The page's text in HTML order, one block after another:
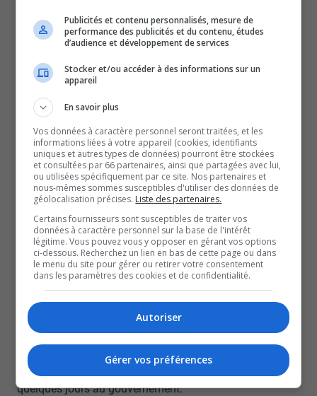
président de la Conférence des Doyennes et Doyens des
Facultés de médecine, le Dr Patrick Cossette.
Effectivement, 4 milieux de formations affiliés à trois
Mais l’idée, pour le recteur de l’UQAT, Vincent Rousson,
est de créer une école afin que les étudiants, présents ici,
s’y implantent en tant que médecins.
Selon les universités, les milieux de stage actuels
seraient saturés.
de la région, il faut nuancer l’information.
Pour le doyen des facultés de médecine, l’utilisation des
fonds publics n’est pas la plus judicieuse.
Il parle en effet de 300 millions de dollars.
Un chiffre à prendre avec des pincettes, pour le recteur
de l’UQAT.
Le dossier pour cette nouvelle école de médecine
familiale en région devrait être déposé d’ici
quelques jours au gouvernement.
Publicités et contenu personnalisés, mesure de
performance des publicités et du contenu, études
d’audience et développement de services
Stocker et/ou accéder à des informations sur un
appareil
En savoir plus
Vos données à caractère personnel seront traitées, et les
informations liées à votre appareil (cookies, identifiants
uniques et autres types de données) pourront être stockées
et consultées par 66 partenaires, ainsi que partagées avec lui,
ou utilisées spécifiquement par ce site. Nos partenaires et
nous-mêmes sommes susceptibles d'utiliser des données de
géolocalisation précises. Liste des partenaires.
Certains fournisseurs sont susceptibles de traiter vos
données à caractère personnel sur la base de l'intérêt
légitime. Vous pouvez vous y opposer en gérant vos options
ci-dessous. Recherchez un lien en bas de cette page ou dans
le menu du site pour gérer ou retirer votre consentement
dans les paramètres des cookies et de confidentialité.
Autoriser
Gérer vos préférences